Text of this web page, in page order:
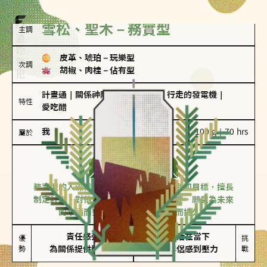
主調 雪松、聖木－務實型
次調
皮革、琥珀 － 玩樂型
胡椒、肉桂 － 佔有型
特性
計畫通 關係神隊友 滿懂撩的｜ 行走的發電機
愛吃醋
屬於 我 100 g｜70 hrs
務實型
雪松、聖木
務實型的人深信愛情立基於共同的價值觀和目標，擅長
制定計劃。對他們來說，感情穩定最重要，願意為未來
的幸福而努力，讓愛情變得踏實而持久。
優
勢
責任感強
為關係提供穩定度
較難活在當下
易讓伴侶感到壓力
挑
戰